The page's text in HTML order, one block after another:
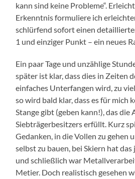
kann sind keine Probleme“.
Erkenntnis formuliere ich
schlürfend sofort einen
1 und einziger Punkt – ein neues
Ein paar Tage und unzählige
später ist klar, dass dies in Zeiten
einfaches Unterfangen wird, zu
so wird bald klar, dass es für mich
Stange gibt (geben kann!), das die
Siebträgerbesitzers erfüllt. Kurz
Gedanken, in die Vollen zu gehen
selbst zu bauen, bei Skiern hat
und schließlich war
Metier. Doch realistisch gesehen